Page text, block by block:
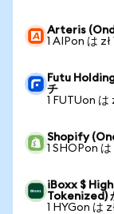
Arteris
1 AIPon は zł
Futu
チ
1 FUTUon は
Shopify
1 SHOPon
iBoxx $
Tokenized)
1 HYGon は